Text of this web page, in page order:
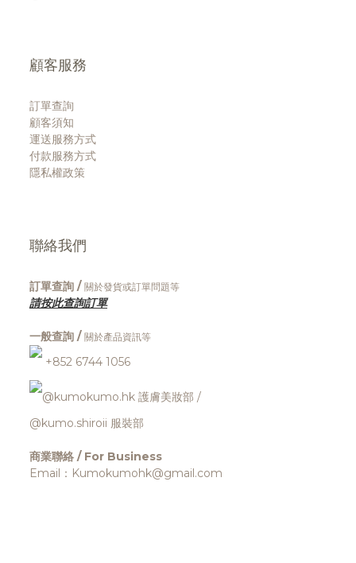
顧客服務
訂單查詢
顧客須知
運送服務方式
付款服務方式
隱私權政策
聯絡我們
訂單查詢 / 關於發貨或訂單問題等
請按此查詢訂單
一般查詢 / 關於產品資訊等
+852 6744 1056
@kumokumo.hk 護膚美妝部 /
@kumo.shiroii 服裝部
商業聯絡 / For Business
Email：Kumokumohk@gmail.com